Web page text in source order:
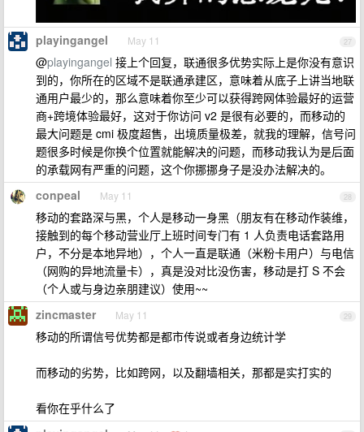
27
playingangel May 11
@playingangel 接上个回复，联通很多优势实际上是你没有意识
到的，你所在的区域不是联通承建区，意味着从底子上讲当地联
通用户最少的，那么意味着你至少可以获得跨网体验最好的运营
商+跨境体验最好，这对于你访问 v2 是很有必要的，而移动的
最大问题是 cmi 极度超售，出境质量极差，就我的理解，信号问
题很多时候是你换个位置就能解决的问题，而移动我认为是后面
的承载网有严重的问题，这个你挪挪身子是没办法解决的。
28
conpeal May 11
移动的套路深与黑，个人是移动一身黑（朋友有在移动作装维，
接触到的每个移动营业厅上班时间专门有 1 人负责电话套路用
户，不分是本地异地），个人一直是联通（米粉卡用户）与电信
（网购的异地流量卡），真是没对比没伤害，移动是打 S 不会
（个人或与身边亲朋建议）使用~~
29
zincmaster May 11
移动的所谓信号优势都是都市传说或者身边统计学
而移动的劣势，比如跨网，以及翻墙相关，那都是实打实的
看你在乎什么了